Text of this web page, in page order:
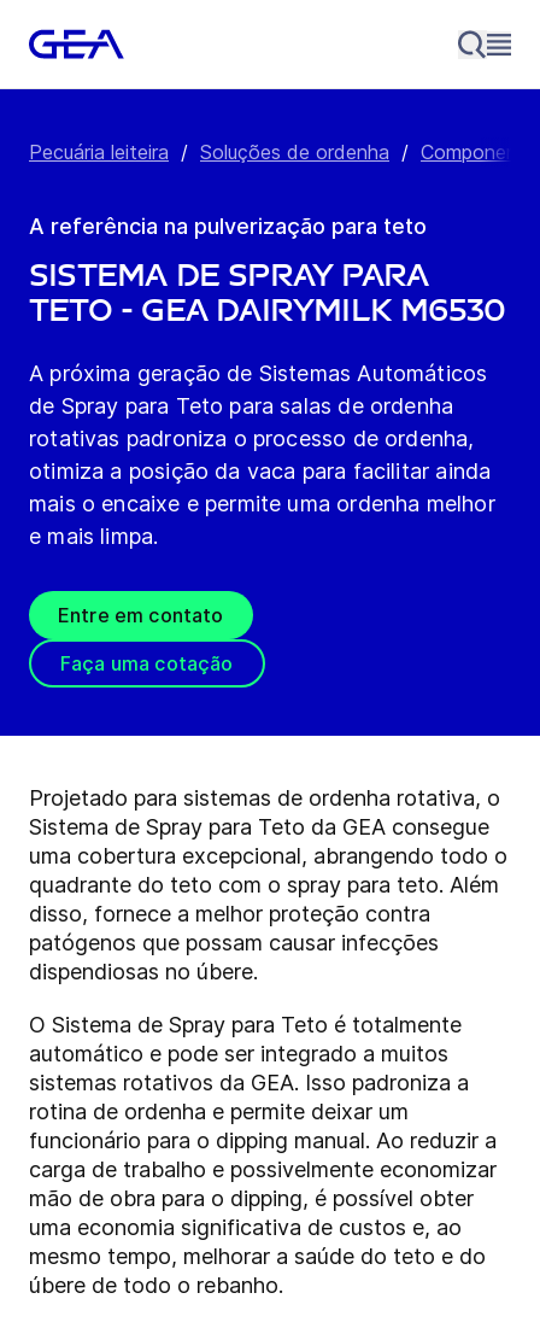
Pecuária leiteira / Soluções de ordenha /
A referência na pulverização para teto
Sistema de Spray para
Teto - GEA DairyMilk M6530
A próxima geração de Sistemas Automáticos
de Spray para Teto para salas de ordenha
rotativas padroniza o processo de ordenha,
otimiza a posição da vaca para facilitar ainda
mais o encaixe e permite uma ordenha melhor
e mais limpa.
Entre em contato
Faça uma cotação
Projetado para sistemas de ordenha rotativa, o
Sistema de Spray para Teto da GEA consegue
uma cobertura excepcional, abrangendo todo o
quadrante do teto com o spray para teto. Além
disso, fornece a melhor proteção contra
patógenos que possam causar infecções
dispendiosas no úbere.
O Sistema de Spray para Teto é totalmente
automático e pode ser integrado a muitos
sistemas rotativos da GEA. Isso padroniza a
rotina de ordenha e permite deixar um
funcionário para o dipping manual. Ao reduzir a
carga de trabalho e possivelmente economizar
mão de obra para o dipping, é possível obter
uma economia significativa de custos e, ao
mesmo tempo, melhorar a saúde do teto e do
úbere de todo o rebanho.